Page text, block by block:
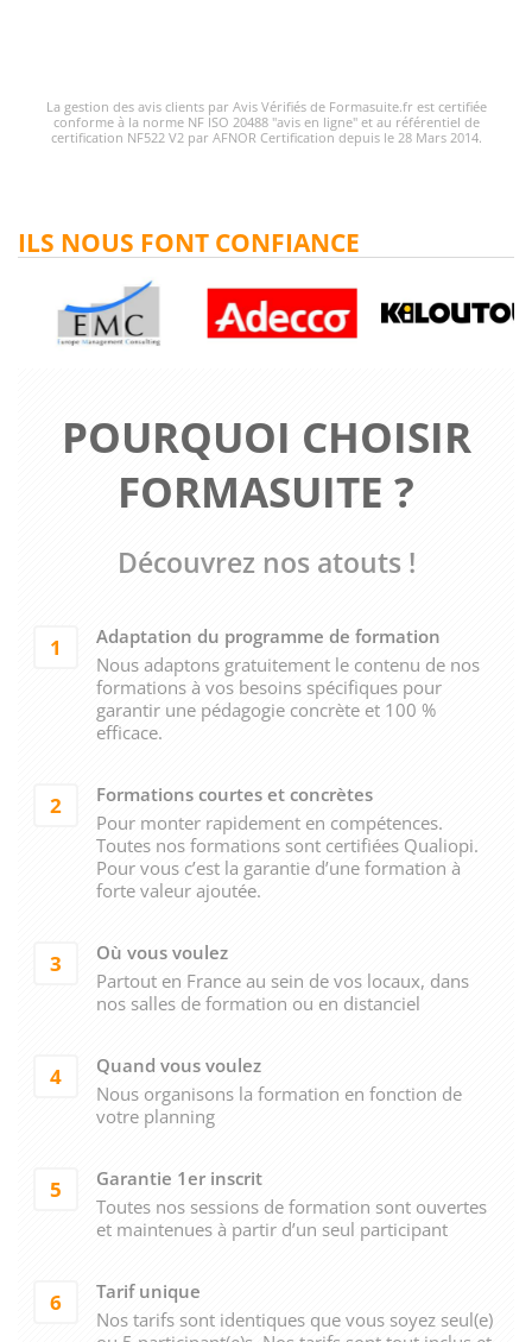
La gestion des avis clients par Avis Vérifiés de Formasuite.fr est certifiée
conforme à la norme NF ISO 20488 "avis en ligne" et au référentiel de
certification NF522 V2 par AFNOR Certification depuis le 28 Mars 2014.
POURQUOI CHOISIR
FORMASUITE ?
Découvrez nos atouts !
1
Adaptation du programme de formation
Nous adaptons gratuitement le contenu de nos
formations à vos besoins spécifiques pour
garantir une pédagogie concrète et 100 %
efficace.
2
Formations courtes et concrètes
Pour monter rapidement en compétences.
Toutes nos formations sont certifiées Qualiopi.
Pour vous c’est la garantie d’une formation à
forte valeur ajoutée.
3
Où vous voulez
Partout en France au sein de vos locaux, dans
nos salles de formation ou en distanciel
4
Quand vous voulez
Nous organisons la formation en fonction de
votre planning
5
Garantie 1er inscrit
Toutes nos sessions de formation sont ouvertes
et maintenues à partir d’un seul participant
6
Tarif unique
Nos tarifs sont identiques que vous soyez seul(e)
ILS NOUS FONT CONFIANCE